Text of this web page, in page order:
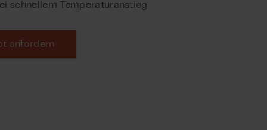
schnellem Temperaturanstieg
anfordern